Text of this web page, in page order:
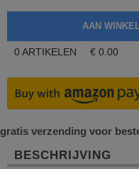
0 ARTIKELEN € 0.00
gratis verzending voor
BESCHRIJVING